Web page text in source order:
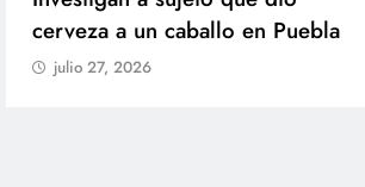
cerveza a un caballo en Puebla
julio 27, 2026